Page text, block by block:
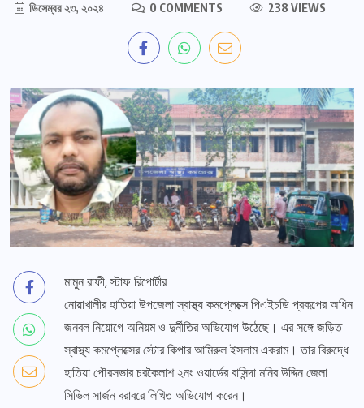
ডিসেম্বর ২৩, ২০২৪ 0 COMMENTS 238 VIEWS
মামুন রাফী, স্টাফ রিপোর্টার
নোয়াখালীর হাতিয়া উপজেলা স্বাস্থ্য কমপ্লেক্সে পিএইচডি প্রকল্পের অধিন
জনবল নিয়োগে অনিয়ম ও দুর্নীতির অভিযোগ উঠেছে। এর সঙ্গে জড়িত
স্বাস্থ্য কমপ্লেক্সের স্টোর কিপার আমিরুল ইসলাম একরাম। তার বিরুদ্ধে
হাতিয়া পৌরসভার চরকৈলাশ ২নং ওয়ার্ডের বাসিন্দা মনির উদ্দিন জেলা
সিভিল সার্জন বরাবরে লিখিত অভিযোগ করেন।